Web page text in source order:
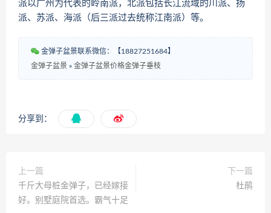
派以广州为代表的岭南派，北派包括长江流域的川派、扬
派、苏派、海派（后三派过去统称江南派）等。
金弹子盆景联系微信：【18827251684】
金弹子盆景 » 金弹子盆景价格金弹子垂枝
分享到：
上一篇
千斤大母桩金弹子，已经嫁接
好。别墅庭院首选。霸气十足
下一篇
杜鹃